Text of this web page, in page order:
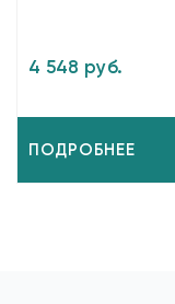
4 548 руб.
ПОДРОБНЕЕ